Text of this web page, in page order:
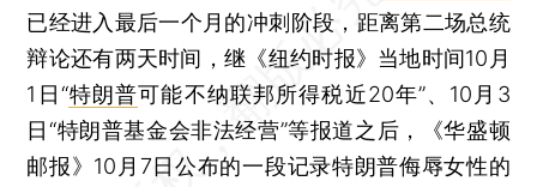
已经进入最后一个月的冲刺阶段，距离第二场总统
辩论还有两天时间，继《纽约时报》当地时间10月
1日“特朗普可能不纳联邦所得税近20年”、10月3
日“特朗普基金会非法经营”等报道之后，《华盛顿
邮报》10月7日公布的一段记录特朗普侮辱女性的